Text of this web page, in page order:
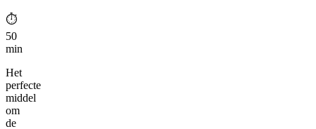
⏱︎
50
min
Het
perfecte
middel
om
de